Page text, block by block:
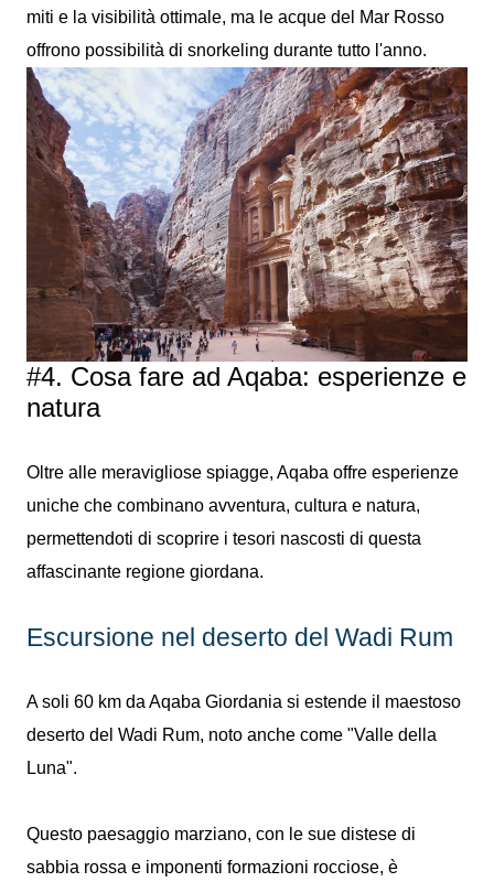
miti e la visibilità ottimale, ma le acque del Mar Rosso
offrono possibilità di snorkeling durante tutto l'anno.
#4. Cosa fare ad Aqaba: esperienze e
natura
Oltre alle meravigliose spiagge, Aqaba offre esperienze
uniche che combinano avventura, cultura e natura,
permettendoti di scoprire i tesori nascosti di questa
affascinante regione giordana.
Escursione nel deserto del Wadi Rum
A soli 60 km da Aqaba Giordania si estende il maestoso
deserto del Wadi Rum, noto anche come "Valle della
Luna".
Questo paesaggio marziano, con le sue distese di
sabbia rossa e imponenti formazioni rocciose, è